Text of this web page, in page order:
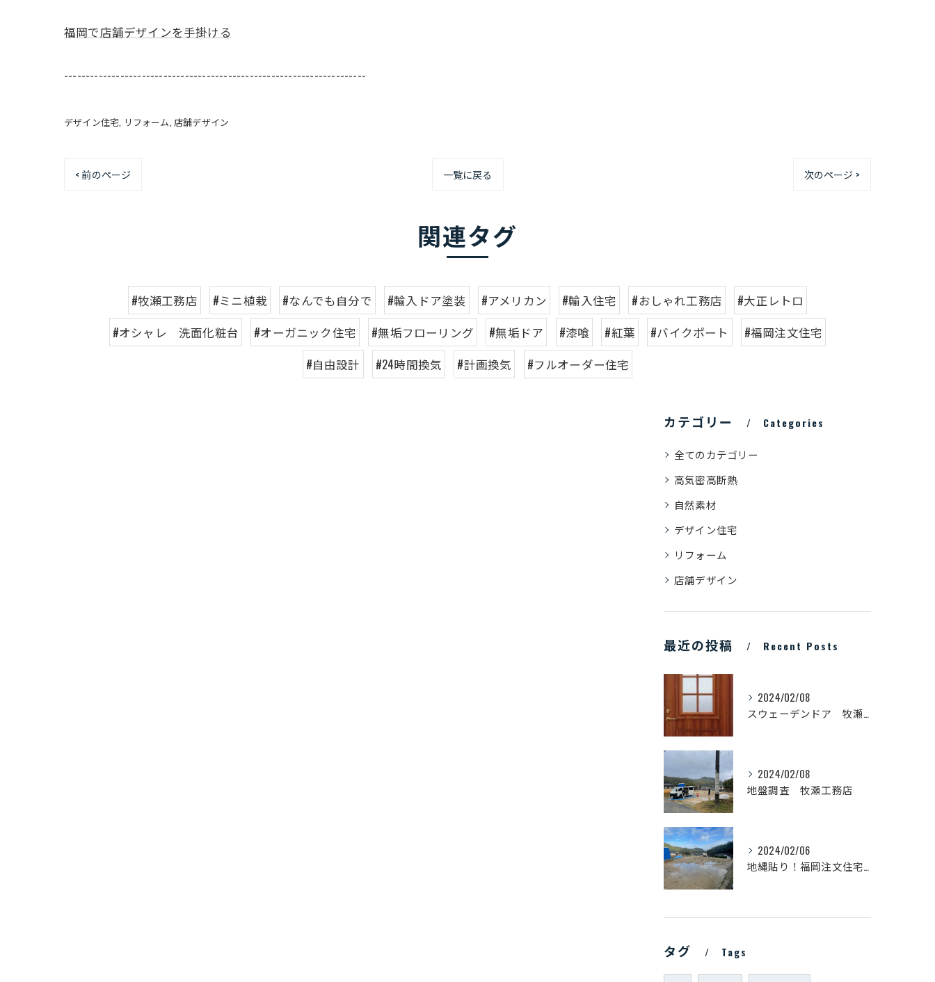
福岡で店舗デザインを手掛ける
----------------------------------------------------------------------
デザイン住宅 リフォーム 店舗デザイン
< 前のページ 一覧に戻る 次のページ >
関連タグ
#牧瀬工務店 #ミニ植栽 #なんでも自分で #輸入ドア塗装 #アメリカン #輸入住宅 #おしゃれ工務店
#大正レトロ
#オシャレ 洗面化粧台
#オーガニック住宅 #無垢フローリング #無垢ドア #漆喰 #紅葉 #バイクポート
#福岡注文住宅
#自由設計
#24時間換気 #計画換気 #フルオーダー住宅
カテゴリー Categories
全てのカテゴリー
高気密高断熱
自然素材
デザイン住宅
リフォーム
店舗デザイン
最近の投稿 Recent Posts
2024/02/08
スウェーデンドア 牧瀬工務店
2024/02/08
地盤調査 牧瀬工務店
2024/02/06
地縄貼り！福岡注文住宅 牧瀬工務店
タグ Tags